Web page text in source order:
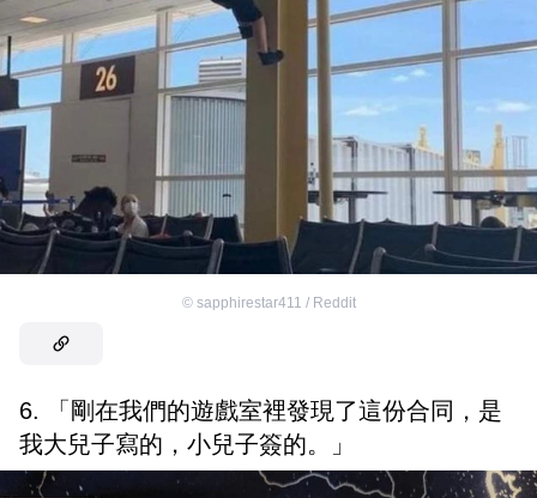
© sapphirestar411 / Reddit
6. 「剛在我們的遊戲室裡發現了這份合同，是
我大兒子寫的，小兒子簽的。」